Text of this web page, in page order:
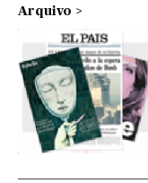
Arquivo